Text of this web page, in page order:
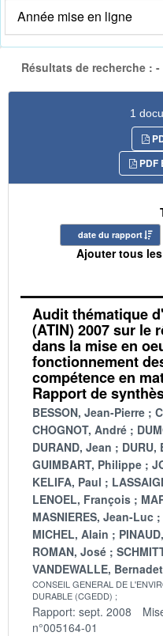
Année mise en ligne
Résultats de recherche :
1
PDF
date du rapport
Ajouter tous
Audit thématique
(ATIN) 2007 sur le
dans la mise en
fonctionnement
compétence en
Rapport de
BESSON, Jean-Pierre
CHOGNOT, André
DURAND, Jean
DURU,
GUIMBART, Philippe
KELIFA, Paul
LENOEL, François
MASNIERES, Jean-Luc
MICHEL, Alain
ROMAN, José
VANDEWALLE,
CONSEIL GENERAL DE
DURABLE (CGEDD)
Rapport: sept. 2008
n°005164-01